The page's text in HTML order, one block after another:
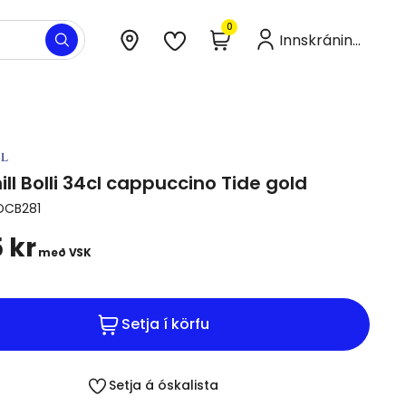
0
Innskráning
Bolli 34cl cappuccino Tide gold
kr með VSK
Setja í körfu
Setja á óskalista
Til á lager:Sýningarsalur og Vefverslun